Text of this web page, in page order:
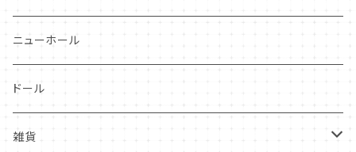
スワンシースプレイ
グレイ社
グレイリーフ
ニューホール
ドール
雑貨